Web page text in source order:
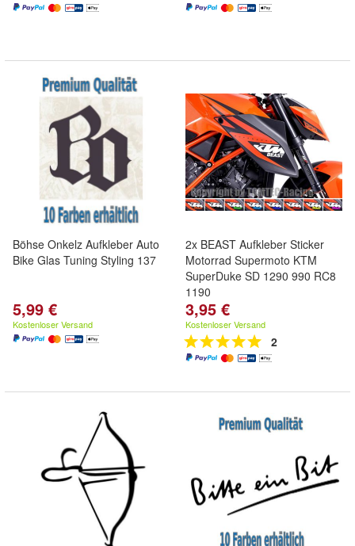
Böhse Onkelz Aufkleber Auto
Bike Glas Tuning Styling 137
5,99 €
Kostenloser Versand
2x BEAST Aufkleber Sticker
Motorrad Supermoto KTM
SuperDuke SD 1290 990 RC8
1190
3,95 €
Kostenloser Versand
2